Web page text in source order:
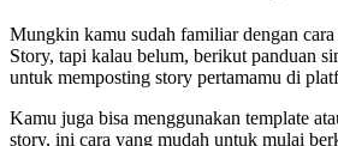
Mungkin kamu sudah familiar dengan
Story, tapi kalau belum, berikut panduan
untuk memposting story pertamamu di
Kamu juga bisa menggunakan template
story, ini cara yang mudah untuk mulai